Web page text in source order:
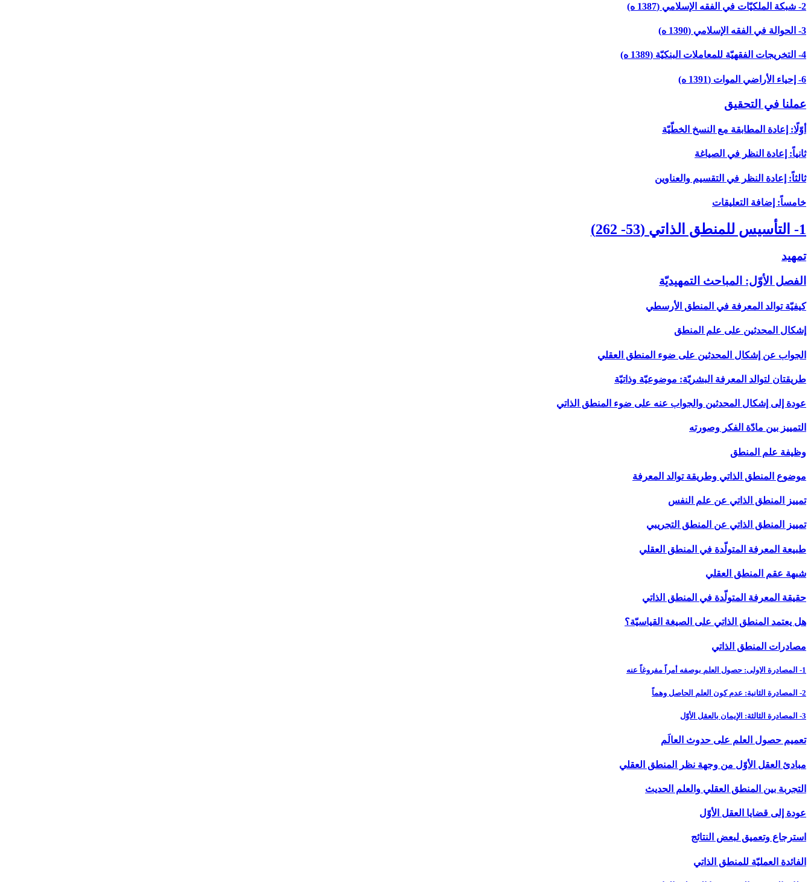
2- شبكة الملكيّات في الفقه الإسلامي (1387 ه)
3- الحوالة في الفقه الإسلامي (1390 ه)
4- التخريجات الفقهيّة للمعاملات البنكيّة (1389 ه)
6- إحياء الأراضي الموات (1391 ه)
عملنا في التحقيق
أوّلًا: إعادة المطابقة مع النسخ الخطّيّة
ثانياً: إعادة النظر في الصياغة
ثالثاً: إعادة النظر في التقسيم والعناوين
خامساً: إضافة التعليقات
1- التأسيس للمنطق الذاتي (53- 262)
تمهيد
الفصل الأوّل: المباحث التمهيديّة
كيفيّة توالد المعرفة في المنطق الأرسطي
إشكال المحدثين على علم المنطق
الجواب عن إشكال المحدثين على ضوء المنطق العقلي
طريقتان لتوالد المعرفة البشريّة: موضوعيّة وذاتيّة
عودة إلى إشكال المحدثين والجواب عنه على ضوء المنطق الذاتي
التمييز بين مادّة الفكر وصورته
وظيفة علم المنطق
موضوع المنطق الذاتي وطريقة توالد المعرفة
تمييز المنطق الذاتي عن علم النفس
تمييز المنطق الذاتي عن المنطق التجريبي
طبيعة المعرفة المتولّدة في المنطق العقلي
شبهة عقم المنطق العقلي
حقيقة المعرفة المتولّدة في المنطق الذاتي
هل يعتمد المنطق الذاتي على الصيغة القياسيّة؟
مصادرات المنطق الذاتي
1- المصادرة الاولى: حصول العلم بوصفه أمراً مفروغاً عنه
2- المصادرة الثانية: عدم كون العلم الحاصل وهماً
3- المصادرة الثالثة: الإيمان بالعقل الأوّل
تعميم حصول العلم على حدوث العالَم
مبادئ العقل الأوّل من وجهة نظر المنطق العقلي
التجربة بين المنطق العقلي والعلم الحديث
عودة إلى قضايا العقل الأوّل
استرجاع وتعميق لبعض النتائج
الفائدة العمليّة للمنطق الذاتي